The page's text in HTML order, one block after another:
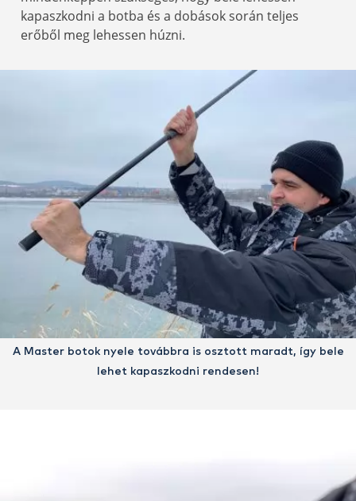
kapaszkodni a botba és a dobások során teljes
erőből meg lehessen húzni.
A Master botok nyele továbbra is osztott maradt, így bele
lehet kapaszkodni rendesen!